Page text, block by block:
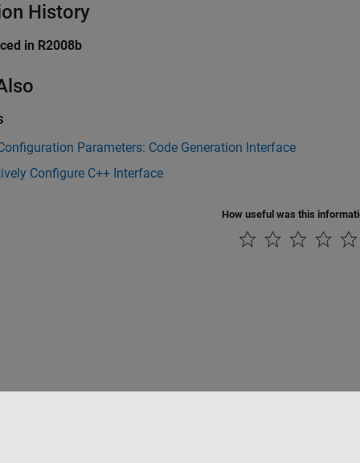
History
in R2008b
Parameters: Code Generation Interface
Configure C++ Interface
How useful was this